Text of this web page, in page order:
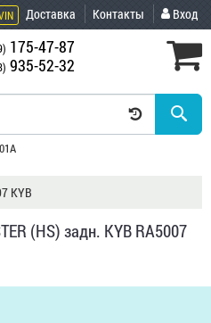
Доставка Контакты Вход
175-47-87
935-52-32
KYB
(HS) задн. KYB RA5007